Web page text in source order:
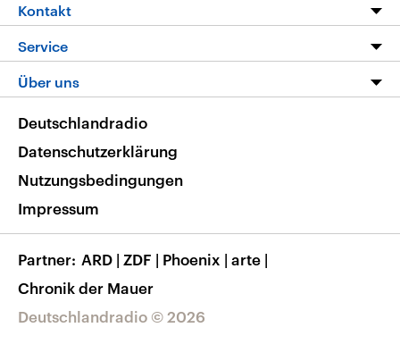
Die Nachrichten
Nachrichtenleicht
Neue Beiträge auf dlf.de
Livestream
Podcasts
Deutschlandfunk App
Nachrichten App
Frequenzen
Kontakt
Hörerservice
Service
FAQ
Veranstaltungen
Musikliste
RSS
Über uns
Barrierefreiheit
Deutschlandradio © 2026
Deutschlandradio
Datenschutzerklärung
Nutzungsbedingungen
Impressum
Partner ARD | ZDF | Phoenix | arte |
Chronik der Mauer